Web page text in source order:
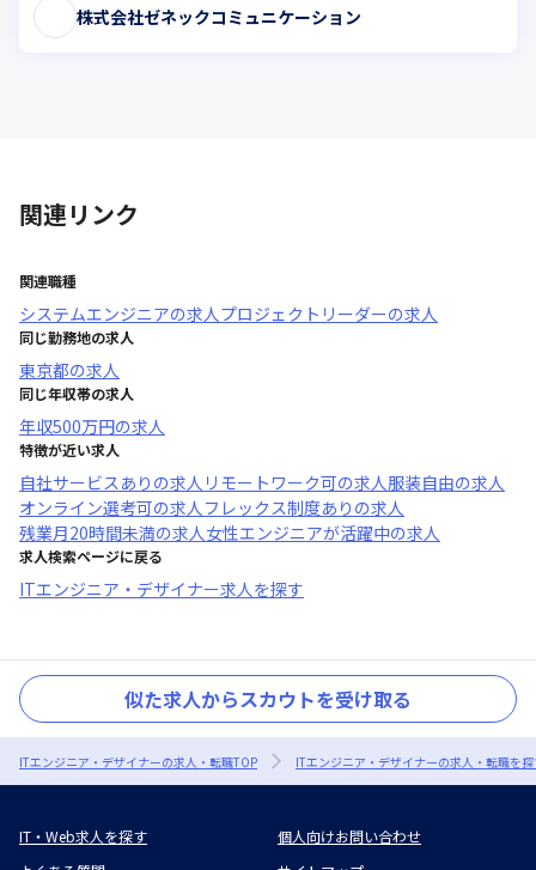
株式会社ゼネックコミュニケーション
関連リンク
関連職種
システムエンジニアの求人プロジェクトリーダーの求人
同じ勤務地の求人
東京都の求人
同じ年収帯の求人
年収500万円の求人
特徴が近い求人
自社サービスあり の求人 リモートワーク可の求人服装自由の求人
オンライン選考可の求人フレックス制度あり の求人
残業月20時間未満の求人女性エンジニアが活躍中の求人
求人検索ページに戻る
ITエンジニア・デザイナー求人を探す
似た求人からスカウトを受け取る
ITエンジニア・デザイナーの求人・転職TOP ITエンジニア・デザイナーの求人・転職を
IT・Web求人を探す
個人向けお問い合わせ